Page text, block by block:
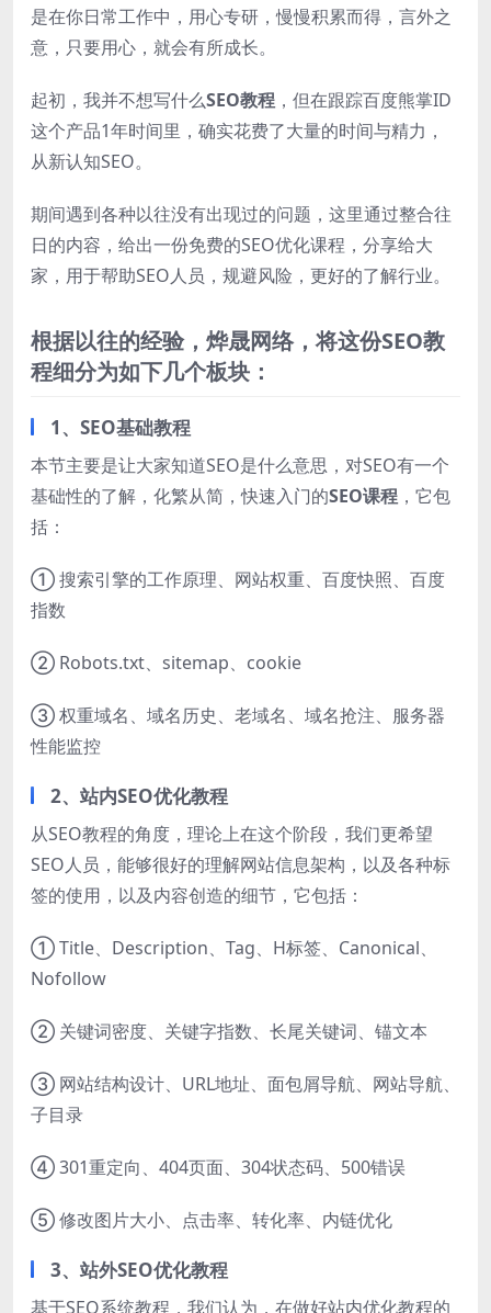
是在你日常工作中，用心专研，慢慢积累而得，言外之
意，只要用心，就会有所成长。
起初，我并不想写什么SEO教程 ，但在跟踪百度熊掌ID
这个产品1年时间里，确实花费了大量的时间与精力，
从新认知SEO。
期间遇到各种以往没有出现过的问题，这里通过整合往
日的内容，给出一份免费的SEO优化课程，分享给大
家，用于帮助SEO人员，规避风险，更好的了解行业。
根据以往的经验，烨晟网络，将这份SEO教
程细分为如下几个板块：
1、SEO基础教程
本节主要是让大家知道SEO是什么意思，对SEO有一个
基础性的了解，化繁从简，快速入门的SEO课程 ，它包
括：
① 搜索引擎的工作原理、网站权重、百度快照、百度
指数
② Robots.txt、sitemap、cookie
③ 权重域名、域名历史、老域名、域名抢注、服务器
性能监控
2、站内SEO优化教程
从SEO教程的角度，理论上在这个阶段，我们更希望
SEO人员，能够很好的理解网站信息架构，以及各种标
签的使用，以及内容创造的细节，它包括：
① Title、Description、Tag、H标签、Canonical、
Nofollow
② 关键词密度、关键字指数、长尾关键词、锚文本
③ 网站结构设计、URL地址、面包屑导航、网站导航、
子目录
④ 301重定向、404页面、304状态码、500错误
⑤ 修改图片大小、点击率、转化率、内链优化
3、站外SEO优化教程
基于SEO系统教程，我们认为，在做好站内优化教程的